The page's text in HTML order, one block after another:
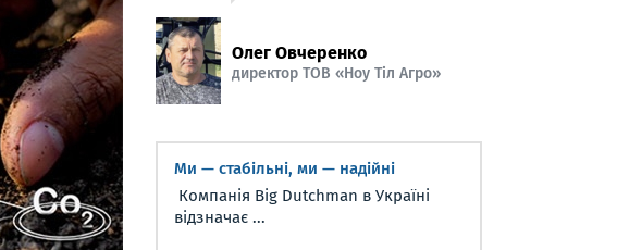
Олег Овчеренко
директор ТОВ «Ноу Тіл Агро»
Ми — стабільні, ми — надійні
Компанія Big Dutchman в Україні
відзначає ...